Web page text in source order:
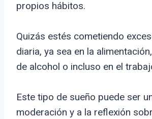
propios hábitos.
Quizás estés cometiendo
diaria, ya sea en la
de alcohol o incluso en el
Este tipo de sueño puede ser
moderación y a la reflexión